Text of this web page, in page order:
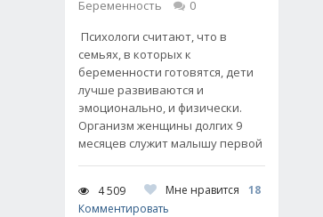
Беременность
0
Психологи считают, что в
семьях, в которых к
беременности готовятся, дети
лучше развиваются и
эмоционально, и физически.
Организм женщины долгих 9
месяцев служит малышу первой
4 509 Мне нравится
18
Комментировать